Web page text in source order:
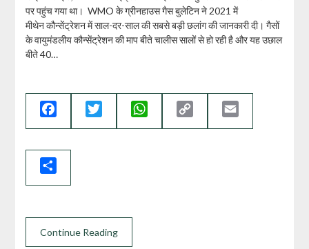
पर पहुंच गया था। WMO के ग्रीनहाउस गैस बुलेटिन ने 2021 में
मीथेन कौन्सेंट्रेशन में साल-दर-साल की सबसे बड़ी छलांग की जानकारी दी। गैसों
के वायुमंडलीय कौन्सेंट्रेशन की माप बीते चालीस सालों से हो रही है और यह उछाल
बीते 40…
Facebook Twitter WhatsApp
Link
Continue Reading